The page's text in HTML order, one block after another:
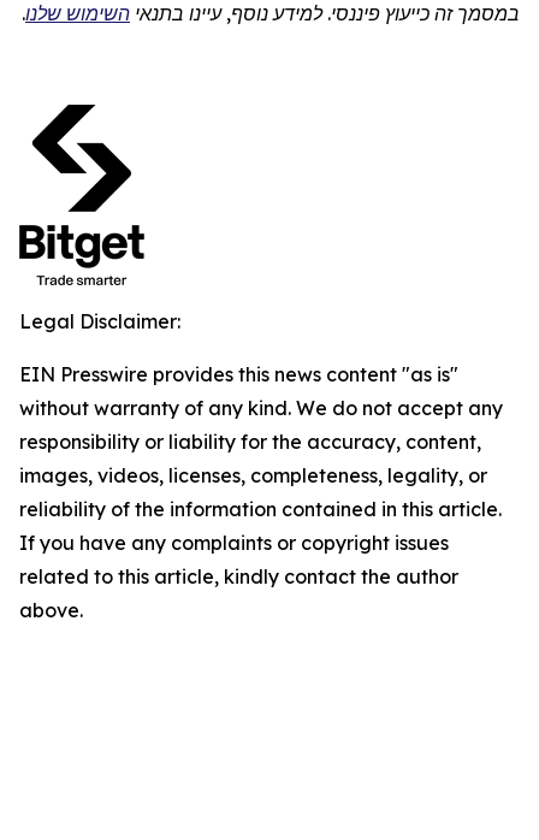
במסמך זה כייעוץ פיננסי. למידע נוסף, עיינו בתנאי השימוש שלנו.
Legal Disclaimer:
EIN Presswire provides this news content "as is"
without warranty of any kind. We do not accept any
responsibility or liability for the accuracy, content,
images, videos, licenses, completeness, legality, or
reliability of the information contained in this article.
If you have any complaints or copyright issues
related to this article, kindly contact the author
above.